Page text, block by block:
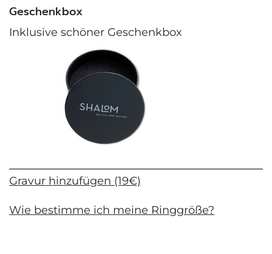
Geschenkbox
Inklusive schöner Geschenkbox
Gravur hinzufügen (19€)
Wie bestimme ich meine Ringgröße?